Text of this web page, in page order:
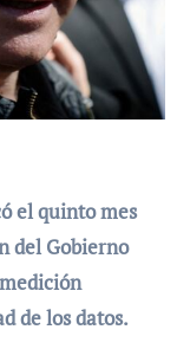
el quinto mes
del Gobierno
de los datos.